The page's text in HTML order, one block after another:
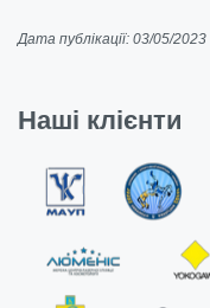
Дата публікації: 03/05/2023
Наші клієнти